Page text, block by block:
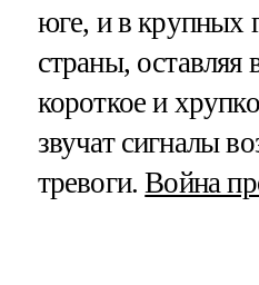
юге, и в крупных
страны,
короткое и
звучат сигналы
тревоги.Война